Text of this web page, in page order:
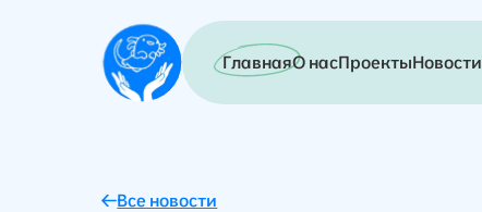
ГлавнаяО насПроектыНовости
Все новости